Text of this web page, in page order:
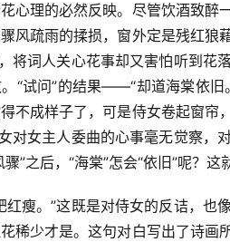
心理的必然反映。尽管饮酒致醉
风疏雨的揉损，窗外定是残红
将词人关心花事却又害怕听到
“试问”的结果——“却道海棠依
不成样子了，可是侍女卷起窗帘
对女主人委曲的心事毫无觉察
”之后，“海棠”怎会“依旧”呢？这
红瘦。”这既是对侍女的反诘，
稀少才是。这句对白写出了诗